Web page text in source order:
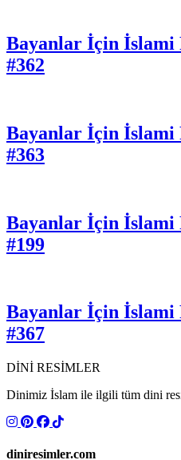
Bayanlar İçin
#362
Bayanlar İçin
#363
Bayanlar İçin
#199
Bayanlar İçin
#367
DİNİ RESİMLER
Dinimiz İslam ile ilgili tüm dini
diniresimler.com